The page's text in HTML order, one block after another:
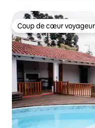
Coup de cœur
Coup de cœur